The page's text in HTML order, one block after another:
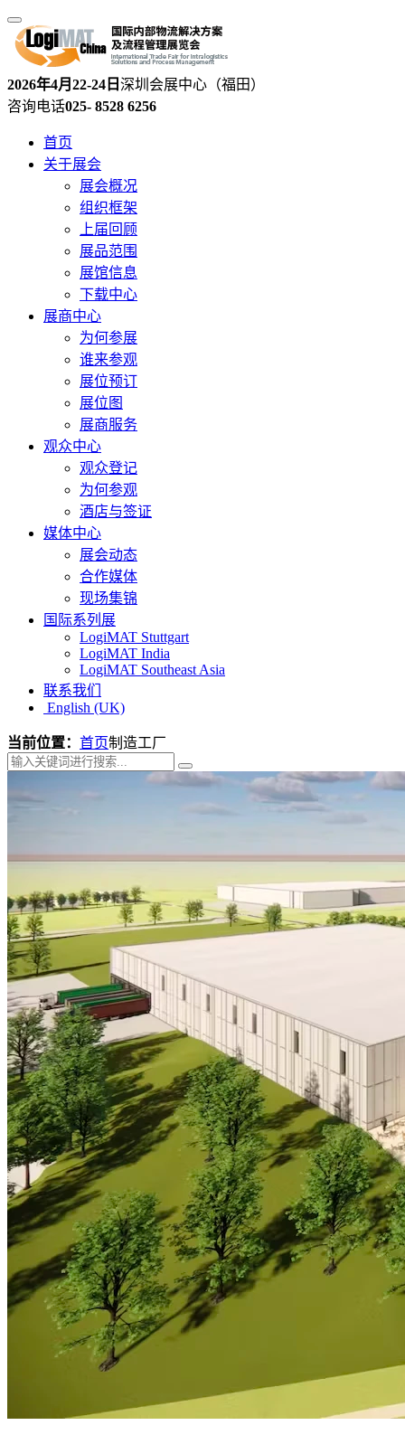
2026年4月22-24日 深圳会展中心（福田）
咨询电话025- 8528 6256
首页
关于展会
展会概况
组织框架
上届回顾
展品范围
展馆信息
下载中心
展商中心
为何参展
谁来参观
展位预订
展位图
展商服务
观众中心
观众登记
为何参观
酒店与签证
媒体中心
展会动态
合作媒体
现场集锦
国际系列展
LogiMAT Stuttgart
LogiMAT India
LogiMAT Southeast Asia
联系我们
English (UK)
当前位置： 首页制造工厂